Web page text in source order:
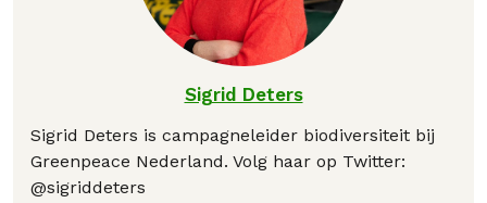
Sigrid Deters
Sigrid Deters is campagneleider biodiversiteit bij
Greenpeace Nederland. Volg haar op Twitter:
@sigriddeters